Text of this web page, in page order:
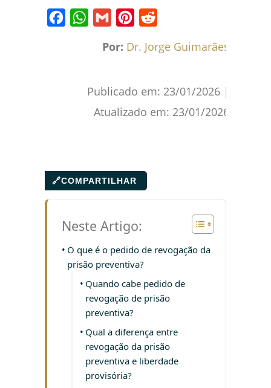
Por: Dr. Jorge Guimarães
Publicado em: 23/01/2026 |
Atualizado em: 23/01/2026
🔗COMPARTILHAR
Neste Artigo:
O que é o pedido de revogação da
prisão preventiva?
Quando cabe pedido de
revogação de prisão
preventiva?
Qual a diferença entre
revogação da prisão
preventiva e liberdade
provisória?